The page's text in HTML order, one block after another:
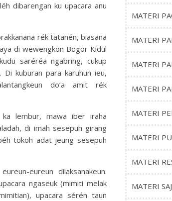
dibarengan ku upacara anu
rék tatanén, biasana
di wewengkon Bogor Kidul
saréréa ngabring, cukup
kuburan para karuhun ieu,
do’a amit rék
lembur, mawa iber iraha
di imah sesepuh girang
tokoh adat jeung sesepuh
eureun dilaksanakeun.
ngaseuk (mimiti melak
upacara sérén taun
MATERI
MATERI
MATERI
MATERI
MATERI
MATERI
MATERI
MATERI